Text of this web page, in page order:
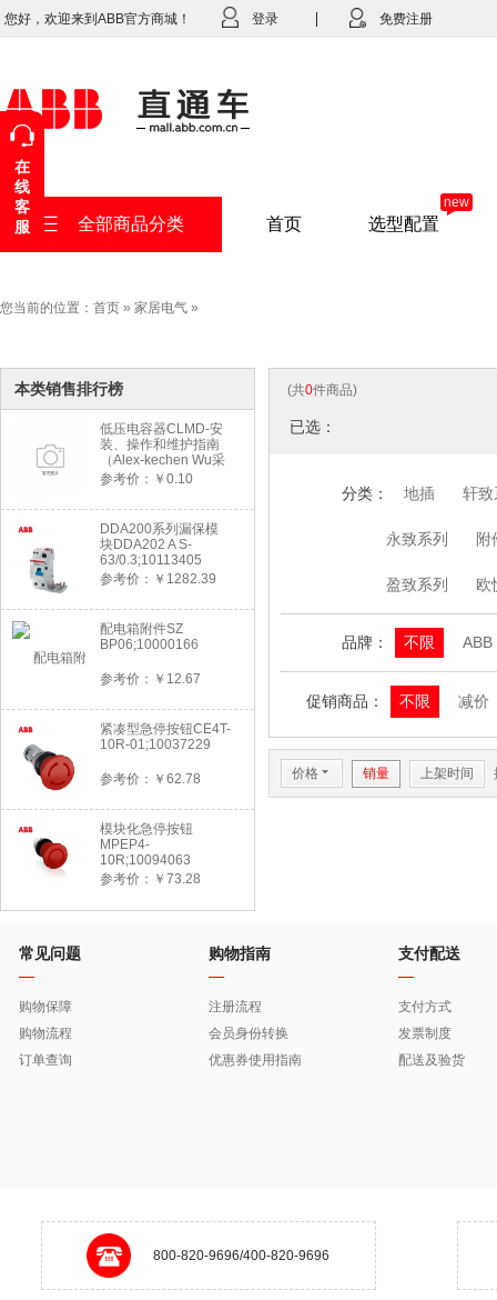
您好，欢迎来到ABB官方商城！ 登录 免费注册
全部商品分类 首页 选型配置
new
您当前的位置： 首页 » 家居电气 »
本类销售排行榜
低压电容器CLMD-安
装、操作和维护指南
（Alex-kechen Wu采
购）-2022年版
参考价：￥0.10
DDA200系列漏保模
块DDA202 A S-
63/0.3;10113405
参考价：￥1282.39
配电箱附件SZ
BP06;10000166
参考价：￥12.67
紧凑型急停按钮CE4T-
10R-01;10037229
参考价：￥62.78
模块化急停按钮
MPEP4-
10R;10094063
参考价：￥73.28
(共0件商品)
已选：
分类： 地插 轩致
永致系列 附
盈致系列 欧
品牌： 不限 ABB
促销商品： 不限 减价
价格 6 销量 上架时间
常见问题
购物保障
购物流程
订单查询
购物指南
注册流程
会员身份转换
优惠券使用指南
支付配送
支付方式
发票制度
配送及验货
800-820-9696/400-820-9696
在
线
客
服